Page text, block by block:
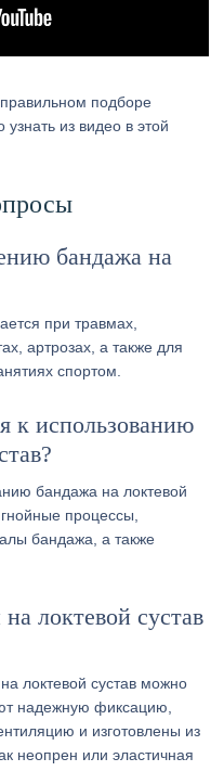
подборе
из видео в этой
бандажа на
при травмах,
артрозах, а также для
спортом.
к использованию
бандажа на локтевой
процессы,
бандажа, а также
локтевой сустав
локтевой сустав можно
надежную фиксацию,
и изготовлены из
неопрен или эластичная